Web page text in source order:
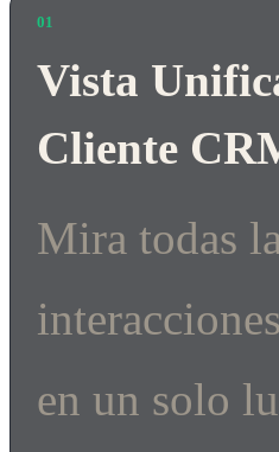
01
Vista
Cliente
Mira todas
en un solo